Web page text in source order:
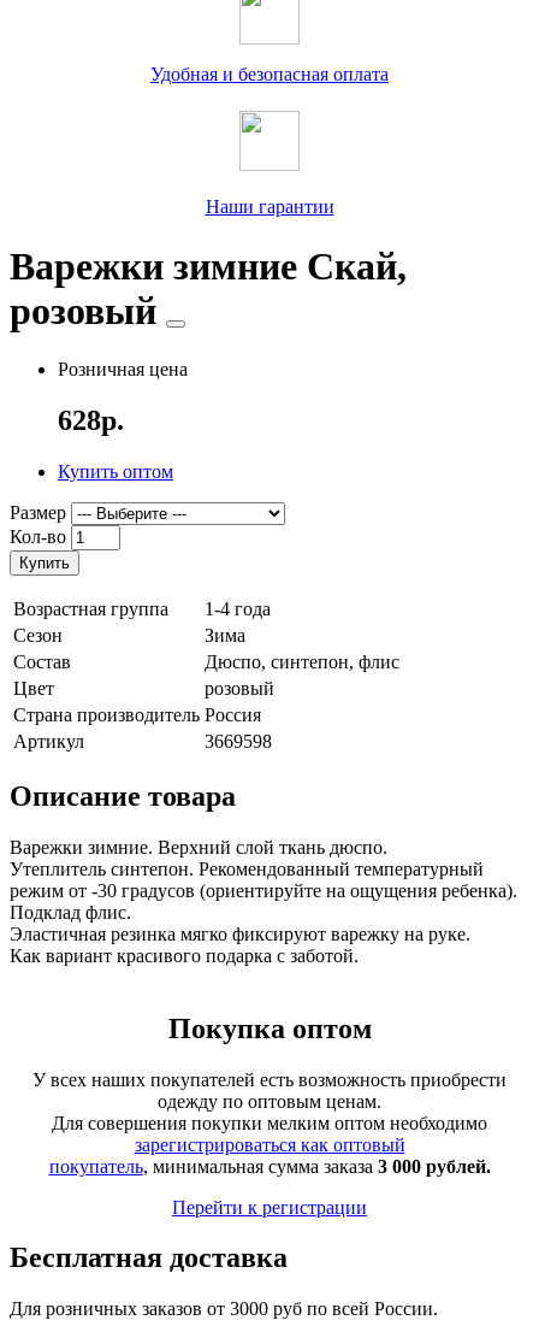
Удобная и безопасная оплата
Наши гарантии
Варежки зимние Скай,
розовый
Розничная цена
628р.
Купить оптом
Размер
Кол-во
Купить
Возрастная группа
1-4 года
Сезон
Зима
Состав
Дюспо, синтепон, флис
Цвет
розовый
Страна производитель Россия
Артикул
3669598
Описание товара
Варежки зимние. Верхний слой ткань дюспо.
Утеплитель синтепон. Рекомендованный температурный
режим от -30 градусов (ориентируйте на ощущения ребенка).
Подклад флис.
Эластичная резинка мягко фиксируют варежку на руке.
Как вариант красивого подарка с заботой.
Покупка оптом
У всех наших покупателей есть возможность приобрести
одежду по оптовым ценам.
Для совершения покупки мелким оптом необходимо
зарегистрироваться как оптовый
покупатель, минимальная сумма заказа 3 000 рублей.
Перейти к регистрации
Бесплатная доставка
Для розничных заказов от 3000 руб по всей России.